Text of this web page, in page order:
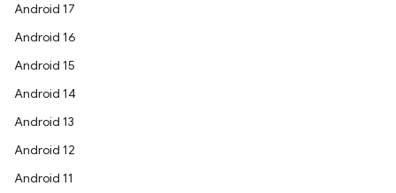
Android 17
Android 16
Android 15
Android 14
Android 13
Android 12
Android 11